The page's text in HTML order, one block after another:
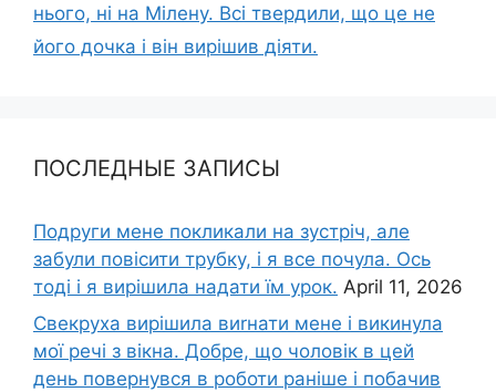
нього, ні на Мілену. Всі твердили, що це не
його дочка і він вирішив діяти.
ПОСЛЕДНЫЕ ЗАПИСЫ
Подруги мене покликали на зустріч, але
забули повісити трубку, і я все почула. Ось
тоді і я вирішила надати їм урок. April 11, 2026
Свекруха вирішила виrнати мене і викинула
мої речі з вікна. Добре, що чоловік в цей
день повернувся в роботи раніше і побачив